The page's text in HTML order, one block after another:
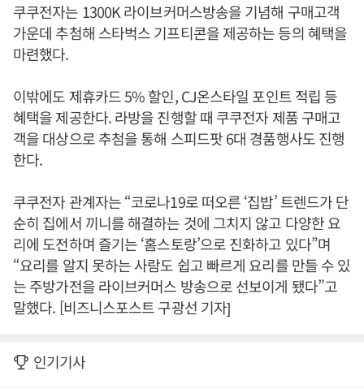
쿠쿠전자는 1300K 라이브커머스방송을 기념해 구매고객
가운데 추첨해 스타벅스 기프티콘을 제공하는 등의 혜택을
마련했다.
이밖에도 제휴카드 5% 할인, CJ온스타일 포인트 적립 등
혜택을 제공한다. 라방을 진행할 때 쿠쿠전자 제품 구매고
객을 대상으로 추첨을 통해 스피드팟 6대 경품행사도 진행
한다.
쿠쿠전자 관계자는 “코로나19로 떠오른 ‘집밥’ 트렌드가 단
순히 집에서 끼니를 해결하는 것에 그치지 않고 다양한 요
리에 도전하며 즐기는 ‘홈스토랑’으로 진화하고 있다”며
“요리를 알지 못하는 사람도 쉽고 빠르게 요리를 만들 수 있
는 주방가전을 라이브커머스 방송으로 선보이게 됐다”고
말했다. [비즈니스포스트 구광선 기자]
인기기사